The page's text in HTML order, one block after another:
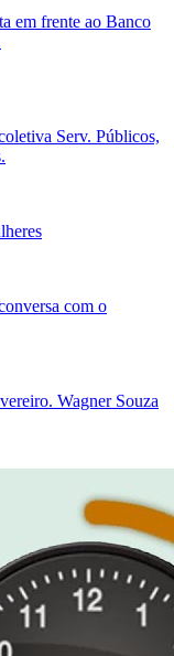
em frente ao Banco
Serv. Públicos,
com o
Wagner Souza